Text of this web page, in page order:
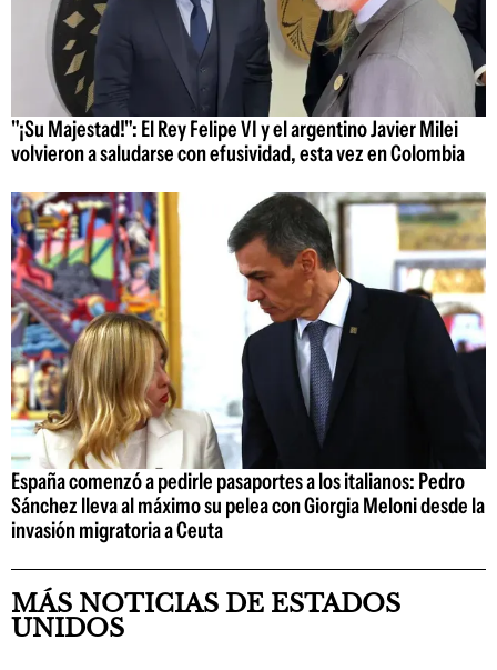
"¡Su Majestad!": El Rey Felipe VI y el argentino Javier Milei
volvieron a saludarse con efusividad, esta vez en Colombia
España comenzó a pedirle pasaportes a los italianos: Pedro
Sánchez lleva al máximo su pelea con Giorgia Meloni desde la
invasión migratoria a Ceuta
MÁS NOTICIAS DE ESTADOS
UNIDOS